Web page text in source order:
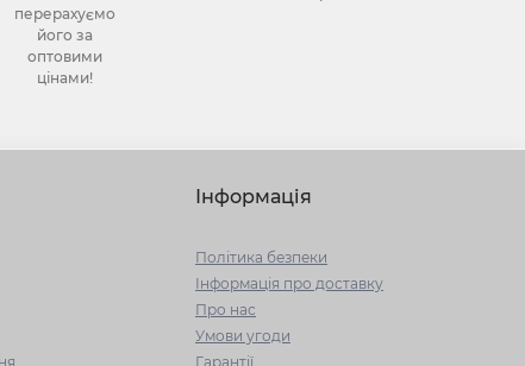
перерахуємо
його за
оптовими
цінами!
Інформація
Політика безпеки
Інформація про доставку
Про нас
Умови угоди
Гарантії